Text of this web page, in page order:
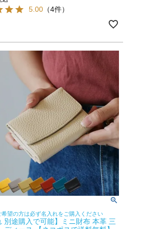
5.00 （4件）
望の方は必ず名入れをご購入ください
別途購入で可能】ミニ財布 本革 三